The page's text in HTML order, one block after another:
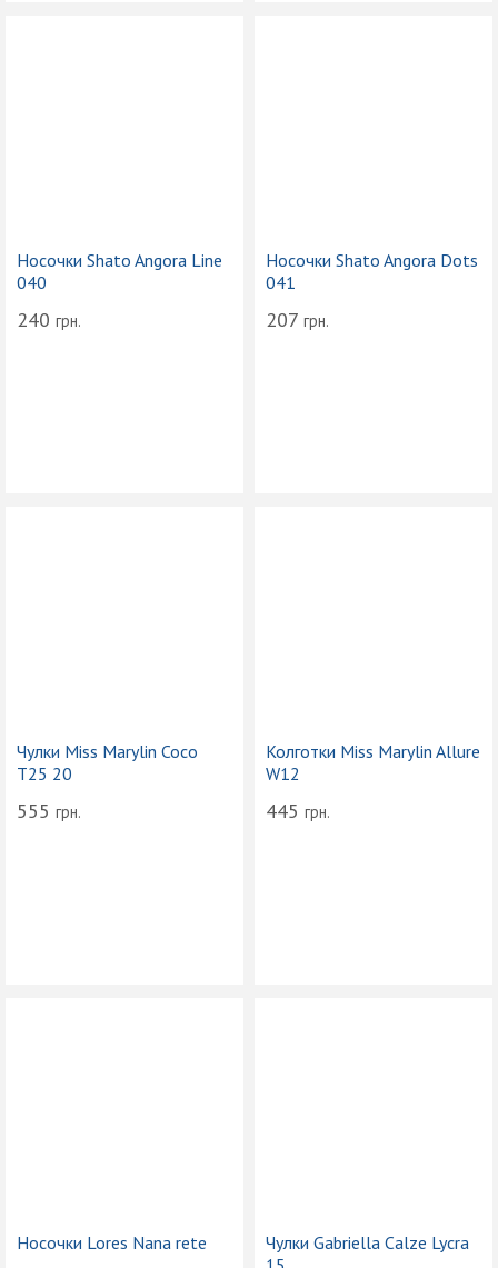
Носочки Shato Angora Line
040
240 грн.
Носочки Shato Angora Dots
041
207 грн.
Чулки Miss Marylin Coco
T25 20
555 грн.
Колготки Miss Marylin Allure
W12
445 грн.
Носочки Lores Nana rete
Чулки Gabriella Calze Lycra